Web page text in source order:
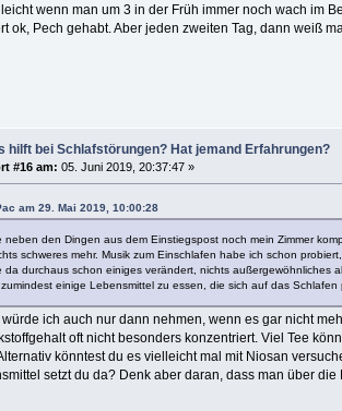
wenn man um 3 in der Früh immer noch wach im
ok, Pech gehabt. Aber jeden zweiten Tag, dann weiß
hilft bei Schlafstörungen? Hat jemand Erfahrungen?
#16 am: 05. Juni 2019, 20:37:47 »
am 29. Mai 2019, 10:00:28
neben den Dingen aus dem Einstiegspost noch mein Zimmer
schweres mehr. Musik zum Einschlafen habe ich schon
da durchaus schon einiges verändert, nichts außergewöhnliches
einige Lebensmittel zu essen, die sich auf das
ich auch nur dann nehmen, wenn es gar nicht
oft nicht besonders konzentriert. Viel Tee
könntest du es vielleicht mal mit Niosan
setzt du da? Denk aber daran, dass man über